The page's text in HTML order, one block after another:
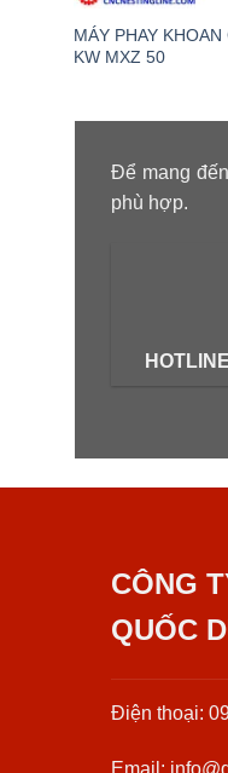
MÁY PHAY
KW MXZ 50
Để mang
phù hợp.
HOTLINE
CÔNG
QUỐC
Điện thoại:
Email: